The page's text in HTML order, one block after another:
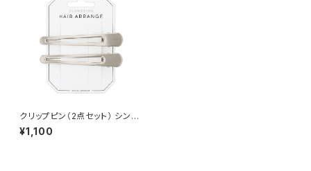
クリップピン（2点セット） シンプ
ル×クリップ HCP0202-SV（シ
ルバー）
¥1,100